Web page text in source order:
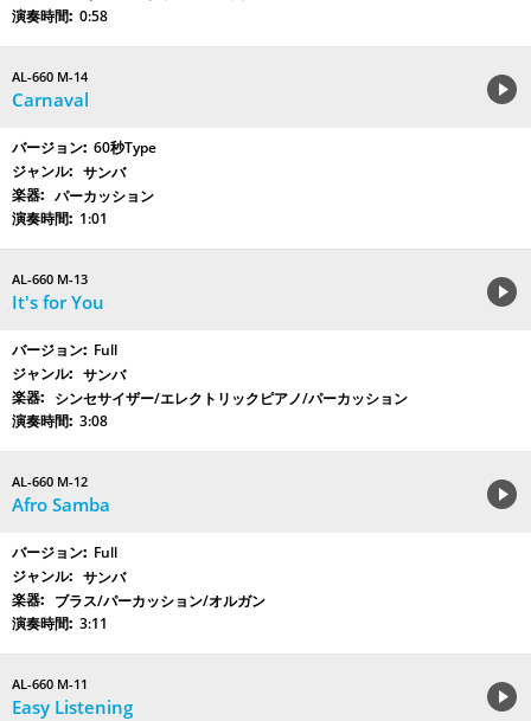
0:58
AL-660 M-14
Carnaval
60秒Type
サンバ
パーカッション
1:01
AL-660 M-13
It's for You
Full
サンバ
シンセサイザー/エレクトリックピアノ/パーカッション
3:08
AL-660 M-12
Afro Samba
Full
サンバ
ブラス/パーカッション/オルガン
3:11
AL-660 M-11
Easy Listening